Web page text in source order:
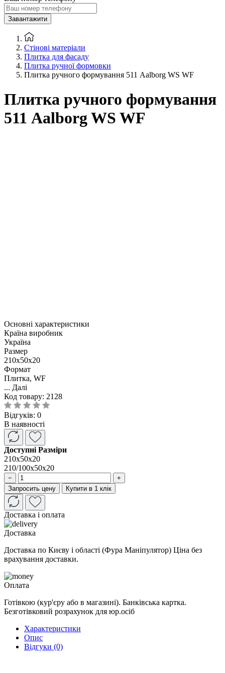
Завантажити
Стінові матеріали
Плитка для фасаду
Плитка ручної формовки
Плитка ручного формування 511 Aalborg WS WF
Плитка ручного формування
511 Aalborg WS WF
Основні характеристики
Країна виробник
Україна
Размер
210x50x20
Формат
Плитка, WF
... Далі
Код товару: 2128
Відгуків: 0
В наявності
Доступні Разміри
210x50x20
210/100x50x20
−
+
Запросить цену
Купити в 1 клік
Доставка і оплата
Доставка
Доставка по Києву і області (Фура Маніпулятор) Ціна без
врахування доставки.
Оплата
Готівкою (кур'єру або в магазині). Банківська картка.
Безготівковий розрахунок для юр.осіб
Характеристики
Опис
Відгуки (0)